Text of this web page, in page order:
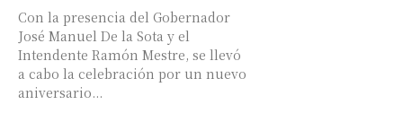
Con la presencia del Gobernador
José Manuel De la Sota y el
Intendente Ramón Mestre, se llevó
a cabo la celebración por un nuevo
aniversario...